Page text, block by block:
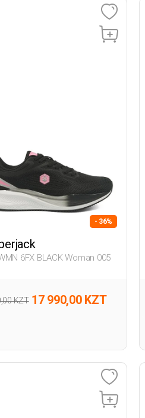
- 36%
6FX BLACK Woman 005
KZT 17 990,00 KZT